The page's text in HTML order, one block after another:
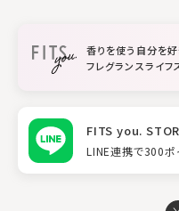
スタイリング香りを使う自分を好
フレグランスライフ
FITS you.
LINE連携で300ポ